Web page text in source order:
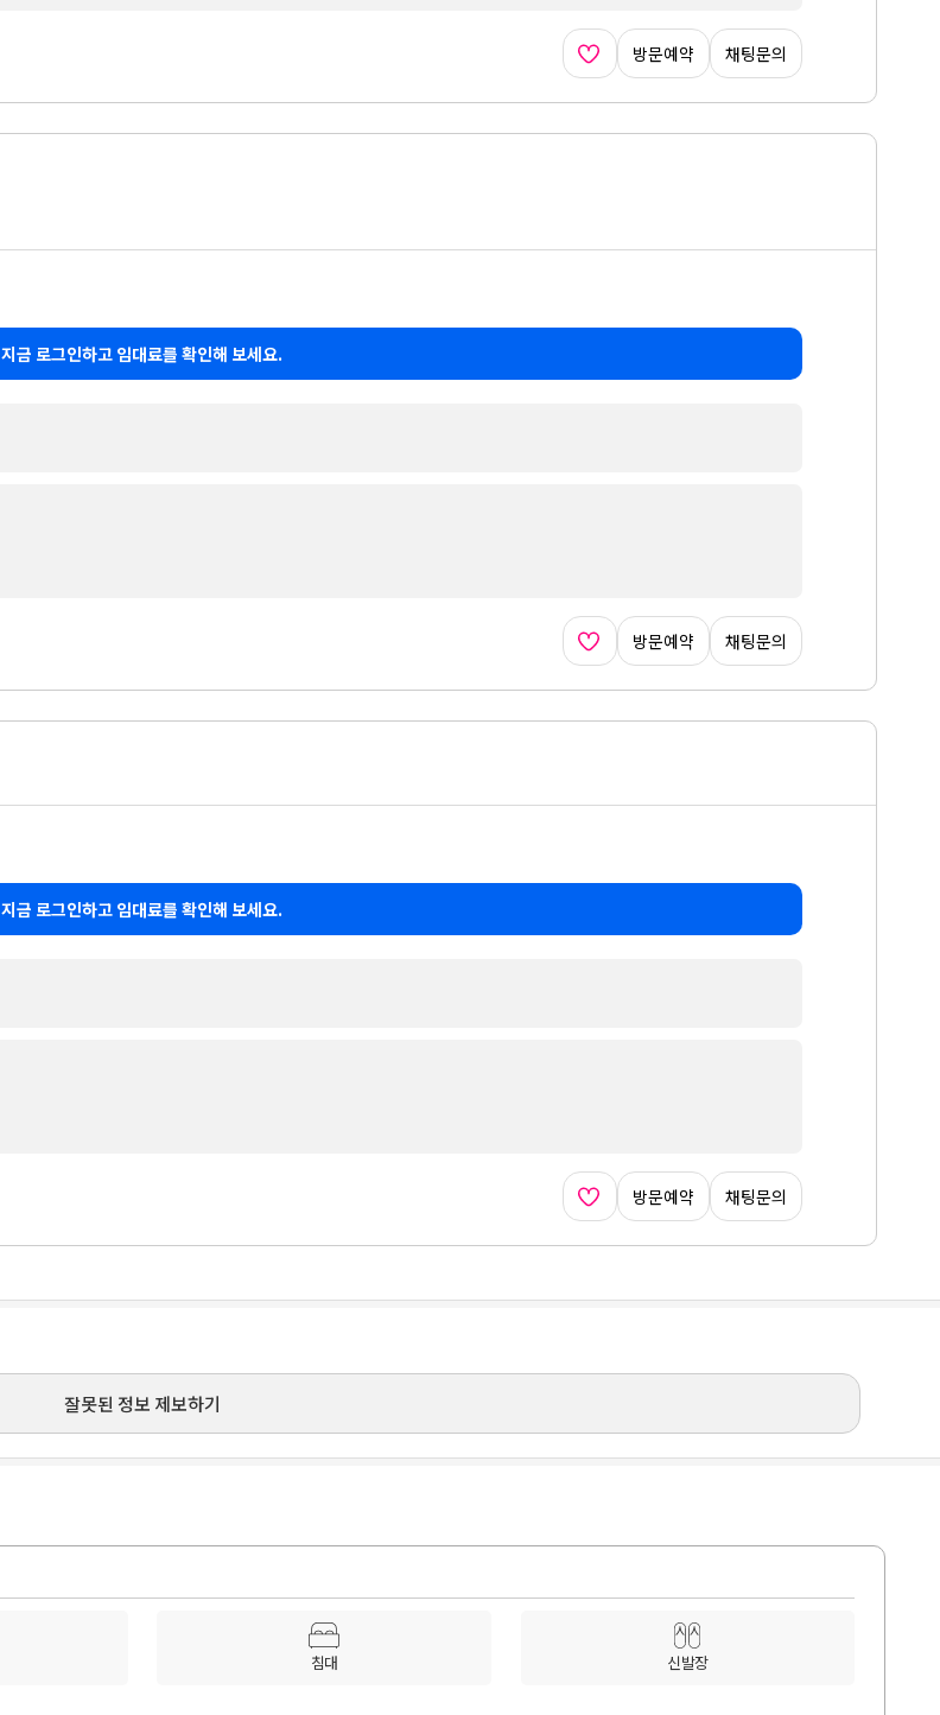
방문예약 채팅문의
지금 로그인하고 임대료를 확인해 보세요.
방문예약 채팅문의
지금 로그인하고 임대료를 확인해 보세요.
방문예약 채팅문의
잘못된 정보 제보하기
침대 신발장